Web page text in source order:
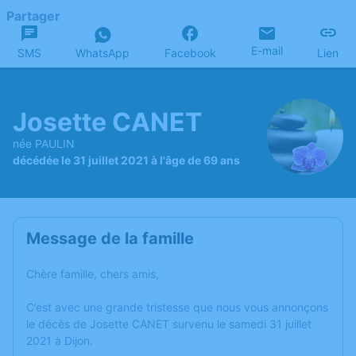
Partager
SMS WhatsApp Facebook E-mail Lien
Josette CANET
née PAULIN
décédée le 31 juillet 2021 à l'âge de 69 ans
Message de la famille
Chère famille, chers amis,
C’est avec une grande tristesse que nous vous annonçons
le décès de Josette CANET survenu le samedi 31 juillet
2021 à Dijon.